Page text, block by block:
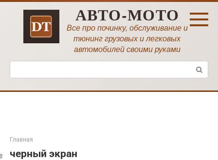
Перейти
АВТО-МОТО
Все про починку, обслуживание и
тюнинг грузовых и легковых
автомобилей своими руками
Поиск:
Главная
черный экран